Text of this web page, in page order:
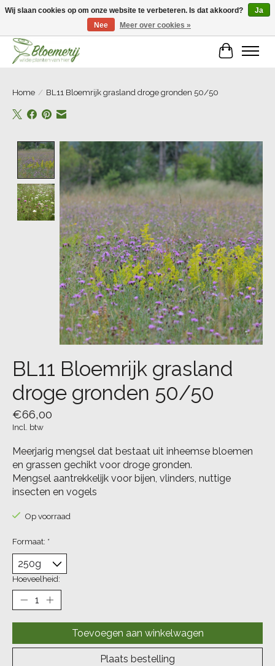
Home / BL11 Bloemrijk grasland droge gronden 50/50
Product image slideshow Items
BL11 Bloemrijk grasland
droge gronden 50/50
€66,00
Incl. btw
Meerjarig mengsel dat bestaat uit inheemse bloemen
en grassen gechikt voor droge gronden.
Mengsel aantrekkelijk voor bijen, vlinders, nuttige
insecten en vogels
Op voorraad
Formaat: *
Hoeveelheid:
Toevoegen aan winkelwagen
Plaats bestelling
Wij slaan cookies op om onze website te verbeteren. Is dat akkoord?
Ja
Nee
Meer over cookies »